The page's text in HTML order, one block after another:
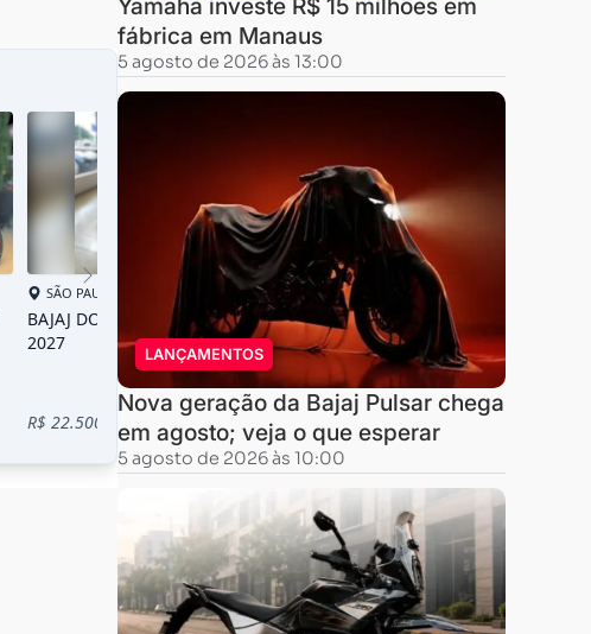
Yamaha investe R$ 15 milhões em
fábrica em Manaus
5 agosto de 2026 às 13:00
LANÇAMENTOS
Nova geração da Bajaj Pulsar chega
em agosto; veja o que esperar
5 agosto de 2026 às 10:00